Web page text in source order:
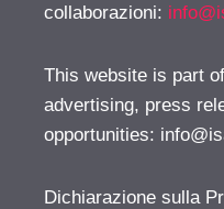
collaborazioni:
This website is part
advertising, press
opportunities:
Dichiarazione sulla